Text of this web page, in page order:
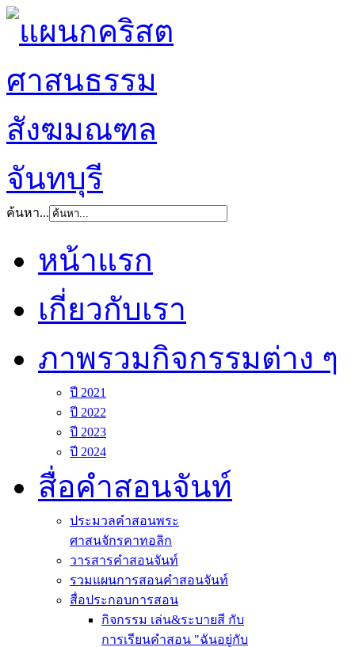
ค้นหา...
หน้าแรก
เกี่ยวกับเรา
ภาพรวมกิจกรรมต่าง ๆ
ปี 2021
ปี 2022
ปี 2023
ปี 2024
สื่อคำสอนจันท์
ประมวลคำสอนพระ
ศาสนจักรคาทอลิก
วารสารคำสอนจันท์
รวมแผนการสอนคำสอนจันท์
สื่อประกอบการสอน
กิจกรรม เล่น&ระบายสี กับ
การเรียนคำสอน "ฉันอยู่กับ